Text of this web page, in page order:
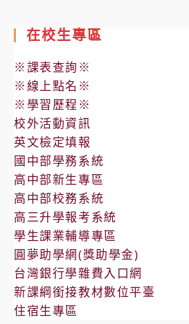
在校生專區
※課表查詢※
※線上點名※
※學習歷程※
校外活動資訊
英文檢定填報
國中部學務系統
高中部新生專區
高中部校務系統
高三升學報考系統
學生課業輔導專區
圓夢助學網(獎助學金)
台灣銀行學雜費入口網
新課綱銜接教材數位平臺
住宿生專區